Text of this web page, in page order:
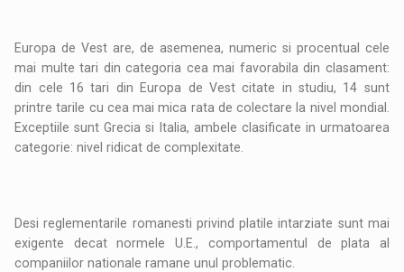
Europa de Vest are, de asemenea, numeric si procentual cele
mai multe tari din categoria cea mai favorabila din clasament:
din cele 16 tari din Europa de Vest citate in studiu, 14 sunt
printre tarile cu cea mai mica rata de colectare la nivel mondial.
Exceptiile sunt Grecia si Italia, ambele clasificate in urmatoarea
categorie: nivel ridicat de complexitate.
Desi reglementarile romanesti privind platile intarziate sunt mai
exigente decat normele U.E., comportamentul de plata al
companiilor nationale ramane unul problematic.